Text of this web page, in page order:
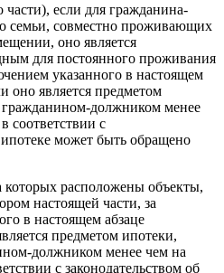
если для гражданина-
семьи, совместно проживающих
оно является
для постоянного проживания
указанного в настоящем
оно является предметом
должником менее
соответствии с
ипотеке может быть обращено
которых расположены объекты,
настоящей части, за
в настоящем абзаце
предметом ипотеки,
должником менее чем на
с законодательством об